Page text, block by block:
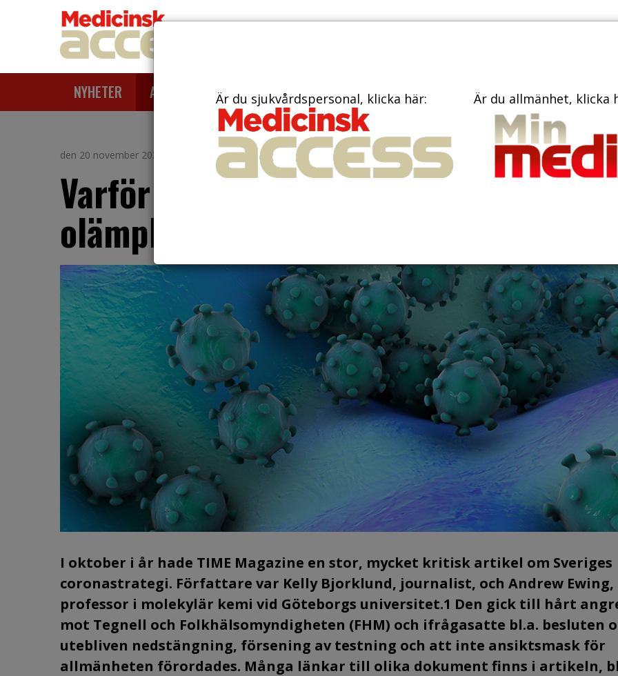
NYHETER ARTIKLAR AKTUELLT TIDNINGAR BÖCKER KONTAKT
den 20 november 2020
Varför bedömdes ansikts­mask vara
olämpligt i Sverige?
I oktober i år hade TIME Magazine en stor, mycket kritisk artikel om Sveriges
coronastrategi. Författare var Kelly Bjorklund, journalist, och Andrew Ewing,
professor i molekylär kemi vid Göteborgs universitet.1 Den gick till hårt
mot Tegnell och Folkhälso­myndigheten (FHM) och ifrågasatte bl.a. besluten
ute­bliven nedstängning, försening av testning och att inte ansiktsmask för
allmänheten förordades. Många länkar till olika dokument finns i artikeln,
Är du sjukvårdspersonal, klicka här: Är du allmänhet, klicka